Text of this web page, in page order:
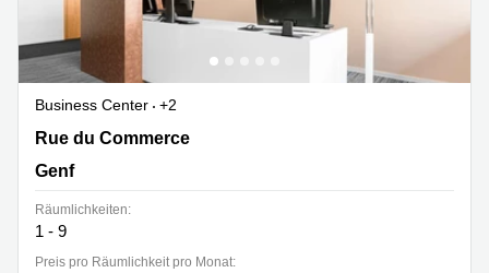
Business Center
+2
Rue du Commerce 4,Rhône 8 Building, 2. Stock,2.
Stock, Genf
Rue du Commerce
Genf
Räumlichkeiten:
1 - 9
Preis pro Räumlichkeit pro Monat: